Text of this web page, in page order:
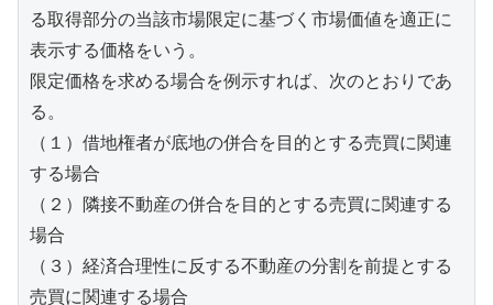
る取得部分の当該市場限定に基づく市場価値を適正に
表示する価格をいう。
限定価格を求める場合を例示すれば、次のとおりであ
る。
（１）借地権者が底地の併合を目的とする売買に関連
する場合
（２）隣接不動産の併合を目的とする売買に関連する
場合
（３）経済合理性に反する不動産の分割を前提とする
売買に関連する場合